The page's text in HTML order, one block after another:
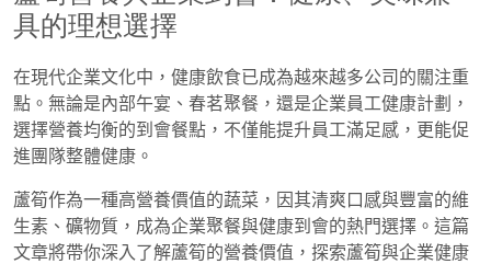
具的理想選擇
在現代企業文化中，健康飲食已成為越來越多公司的關注重
點。無論是內部午宴、春茗聚餐，還是企業員工健康計劃
，
選擇營養均衡的到會餐點，不僅能提升員工滿足感，更能促
進團隊整體健康。
蘆筍作為一種高營養價值的蔬菜，因其清爽口感與豐富的維
生素、礦物質，成為企業聚餐與健康到會的熱門選擇。這篇
文章將帶你深入了解蘆筍的營養價值 ，探索蘆筍與企業健康